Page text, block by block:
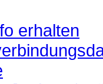
erhalten